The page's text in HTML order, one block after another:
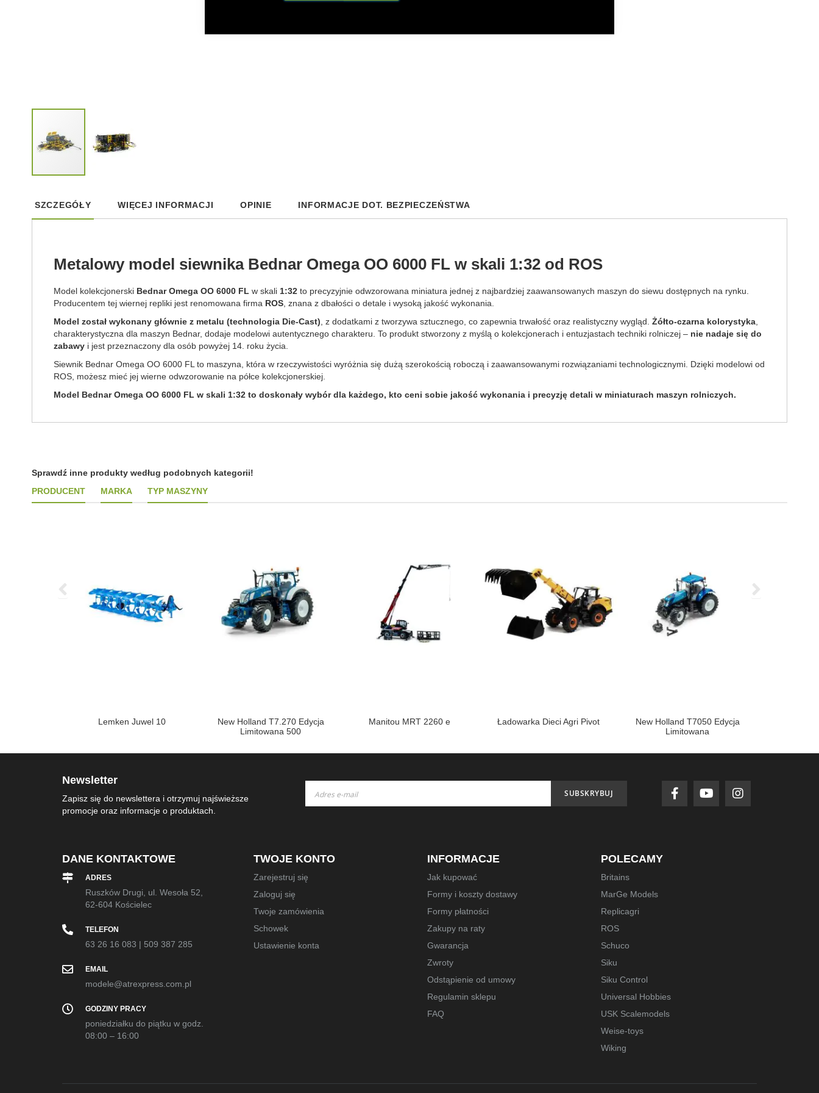
the
beginning
gallery
SZCZEGÓŁY
Metalowy model siewnika Bednar Omega OO 6000 FL w skali 1:32 od ROS
Model kolekcjonerski Bednar Omega OO 6000 FL w skali 1:32 to precyzyjnie odwzorowana miniatura jednej z najbardziej zaawansowanych maszyn do siewu dostępnych na rynku.
Producentem tej wiernej repliki jest renomowana firma ROS , znana z dbałości o detale i wysoką jakość wykonania.
Model został wykonany głównie z metalu (technologia Die-Cast) , z dodatkami z tworzywa sztucznego, co zapewnia trwałość oraz realistyczny wygląd. Żółto-czarna kolorystyka
charakterystyczna dla maszyn Bednar, dodaje modelowi autentycznego charakteru. To produkt stworzony z myślą o kolekcjonerach i entuzjastach techniki rolniczej – nie nadaje się do
zabawy i jest przeznaczony dla osób powyżej 14. roku życia.
Siewnik Bednar Omega OO 6000 FL to maszyna, która w rzeczywistości wyróżnia się dużą szerokością roboczą i zaawansowanymi rozwiązaniami technologicznymi. Dzięki modelowi od
ROS, możesz mieć jej wierne odwzorowanie na półce kolekcjonerskiej.
Model Bednar Omega OO 6000 FL w skali 1:32 to doskonały wybór dla każdego, kto ceni sobie jakość wykonania i precyzję detali w miniaturach maszyn rolniczych.
WIĘCEJ INFORMACJI OPINIE INFORMACJE DOT. BEZPIECZEŃSTWA
Sprawdź inne produkty według podobnych kategorii!
PRODUCENT
MARKA TYP MASZYNY
Lemken Juwel 10
New Holland T7.270 Edycja
Limitowana 500
Manitou MRT 2260 e Ładowarka Dieci Agri Pivot
New Holland T7050 Edycja
Limitowana
Newsletter
Zapisz się do newslettera i otrzymuj najświeższe
promocje oraz informacje o produktach.
nasz
SUBSKRYBUJ
DANE KONTAKTOWE
ADRES
Ruszków Drugi, ul. Wesoła 52,
62-604 Kościelec
TELEFON
63 26 16 083 | 509 387 285
EMAIL
modele@atrexpress.com.pl
GODZINY PRACY
poniedziałku do piątku w godz.
08:00 – 16:00
TWOJE KONTO
Zarejestruj się
Zaloguj się
Twoje zamówienia
Schowek
Ustawienie konta
INFORMACJE
Jak kupować
Formy i koszty dostawy
Formy płatności
Zakupy na raty
Gwarancja
Zwroty
Odstąpienie od umowy
Regulamin sklepu
FAQ
POLECAMY
Britains
MarGe Models
Replicagri
ROS
Schuco
Siku
Siku Control
Universal Hobbies
USK Scalemodels
Weise-toys
Wiking